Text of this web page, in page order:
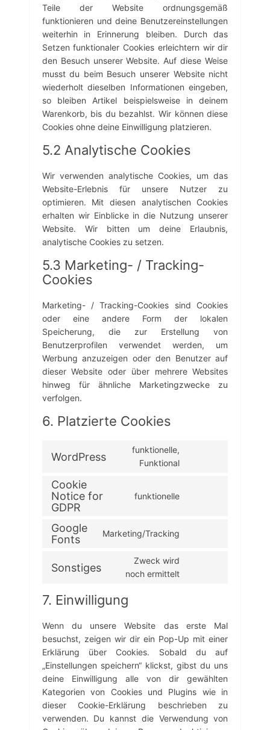
Teile der Website ordnungsgemäß
funktionieren und deine Benutzereinstellungen
weiterhin in Erinnerung bleiben. Durch das
Setzen funktionaler Cookies erleichtern wir dir
den Besuch unserer Website. Auf diese Weise
musst du beim Besuch unserer Website nicht
wiederholt dieselben Informationen eingeben,
so bleiben Artikel beispielsweise in deinem
Warenkorb, bis du bezahlst. Wir können diese
Cookies ohne deine Einwilligung platzieren.
5.2 Analytische Cookies
Wir verwenden analytische Cookies, um das
Website-Erlebnis für unsere Nutzer zu
optimieren. Mit diesen analytischen Cookies
erhalten wir Einblicke in die Nutzung unserer
Website. Wir bitten um deine Erlaubnis,
analytische Cookies zu setzen.
5.3 Marketing- / Tracking-
Cookies
Marketing- / Tracking-Cookies sind Cookies
oder eine andere Form der lokalen
Speicherung, die zur Erstellung von
Benutzerprofilen verwendet werden, um
Werbung anzuzeigen oder den Benutzer auf
dieser Website oder über mehrere Websites
hinweg für ähnliche Marketingzwecke zu
verfolgen.
6. Platzierte Cookies
WordPress
funktionelle,
Funktional
c
e
w
o
r
d
p
r
e
Cookie
Notice for
GDPR
funktionelle
r
v
c
e
c
o
o
Google
Fonts
Marketing/Tracking
t
r
v
i
c
e
Sonstiges
Zweck wird
noch ermittelt
n
o
s
e
r
v
7. Einwilligung
Wenn du unsere Website das erste Mal
besuchst, zeigen wir dir ein Pop-Up mit einer
Erklärung über Cookies. Sobald du auf
„Einstellungen speichern“ klickst, gibst du uns
deine Einwilligung alle von dir gewählten
Kategorien von Cookies und Plugins wie in
dieser Cookie-Erklärung beschrieben zu
verwenden. Du kannst die Verwendung von